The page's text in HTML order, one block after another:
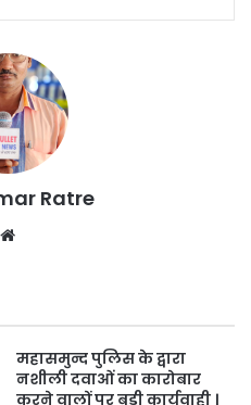
Ratre
महासमुन्द पुलिस के द्वारा
नशीली दवाओं का कारोबार
करने वालों पर बड़ी कार्यवाही ।